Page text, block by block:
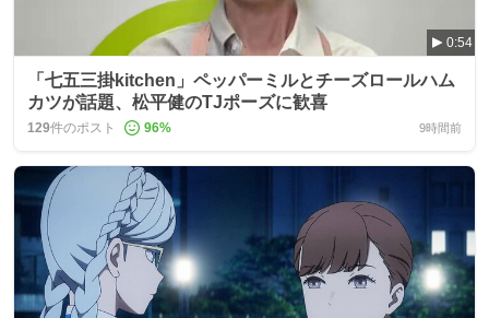
0:54
「七五三掛kitchen」ペッパーミルとチーズロールハム
カツが話題、松平健のTJポーズに歓喜
129件のポスト 96% 9時間前